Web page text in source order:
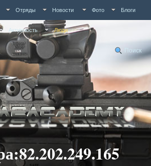
Отряды Новости Фото Блоги
Активность Люди
Поиск